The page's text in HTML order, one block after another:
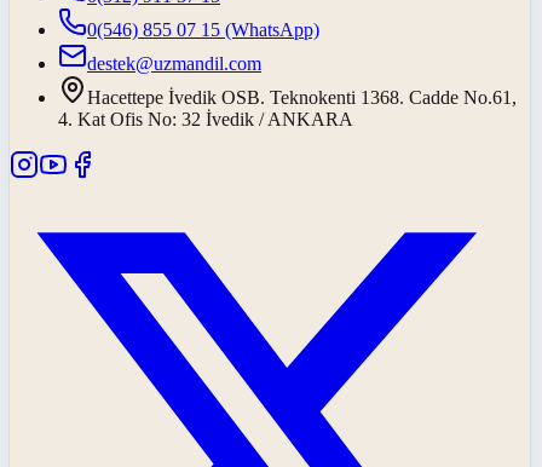
0(546) 855 07 15 (WhatsApp)
destek@uzmandil.com
Hacettepe İvedik OSB. Teknokenti 1368. Cadde No.61,
4. Kat Ofis No: 32 İvedik / ANKARA